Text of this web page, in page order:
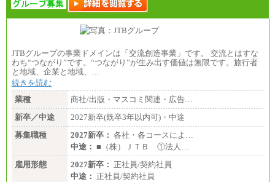
JTBグループの事業ドメインは「交流創造事業」です。 交流とはすな
わち“つながり”です。“つながり”が生み出す価値は無限です。旅行者
と地域、企業と地域、…
続きを読む
業種
商社/出版・マスコミ関連・広告…
新卒／中途
2027新卒(既卒3年以内可)・中途
募集職種
2027新卒： 各社・各コースによ…
中途： ■（株）ＪＴＢ ①法人…
雇用形態
2027新卒： 正社員/契約社員
中途： 正社員/契約社員